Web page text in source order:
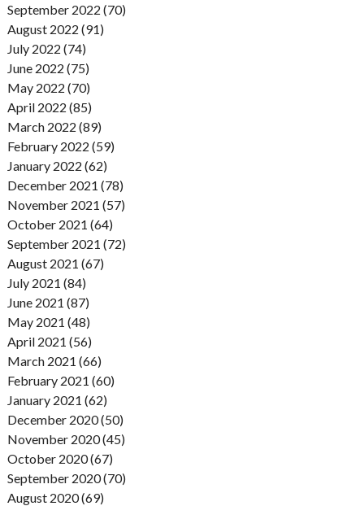
September 2022 (70)
August 2022 (91)
July 2022 (74)
June 2022 (75)
May 2022 (70)
April 2022 (85)
March 2022 (89)
February 2022 (59)
January 2022 (62)
December 2021 (78)
November 2021 (57)
October 2021 (64)
September 2021 (72)
August 2021 (67)
July 2021 (84)
June 2021 (87)
May 2021 (48)
April 2021 (56)
March 2021 (66)
February 2021 (60)
January 2021 (62)
December 2020 (50)
November 2020 (45)
October 2020 (67)
September 2020 (70)
August 2020 (69)